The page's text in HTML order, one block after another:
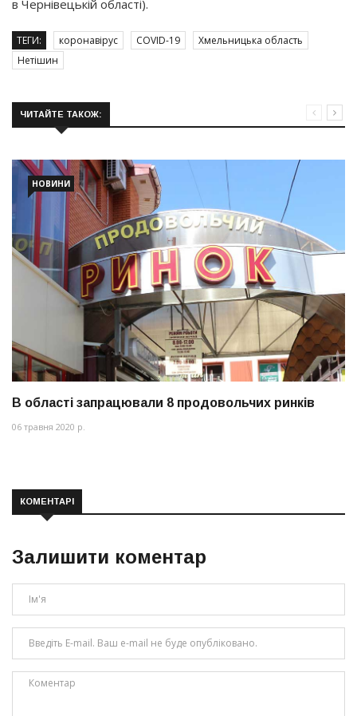
в Чернівецькій області).
ТЕГИ: коронавірус COVID-19
Хмельницька область
Нетішин
ЧИТАЙТЕ ТАКОЖ:
НОВИНИ
В області запрацювали 8 продовольчих ринків
06 травня 2020 р.
КОМЕНТАРІ
Залишити коментар